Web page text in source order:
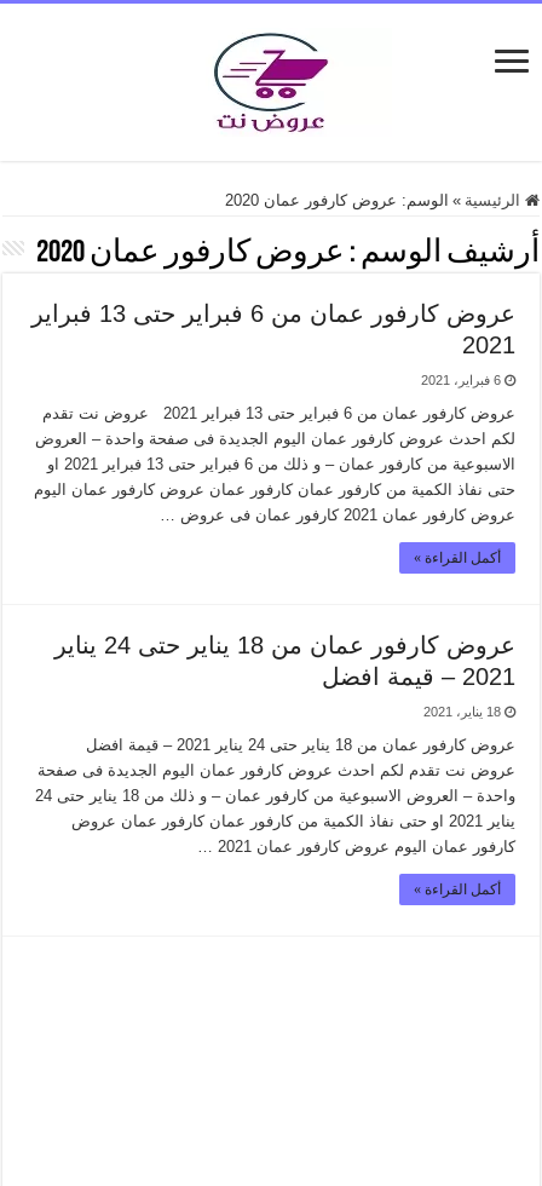
الرئيسية » الوسم: عروض كارفور عمان 2020
أرشيف الوسم : عروض كارفور عمان 2020
عروض كارفور عمان من 6 فبراير حتى 13 فبراير
2021
6 فبراير، 2021
عروض كارفور عمان من 6 فبراير حتى 13 فبراير 2021 عروض نت تقدم
لكم احدث عروض كارفور عمان اليوم الجديدة فى صفحة واحدة – العروض
الاسبوعية من كارفور عمان – و ذلك من 6 فبراير حتى 13 فبراير 2021 او
حتى نفاذ الكمية من كارفور عمان كارفور عمان عروض كارفور عمان اليوم
عروض كارفور عمان 2021 كارفور عمان فى عروض …
أكمل القراءة »
عروض كارفور عمان من 18 يناير حتى 24 يناير
2021 – قيمة افضل
18 يناير، 2021
عروض كارفور عمان من 18 يناير حتى 24 يناير 2021 – قيمة افضل
عروض نت تقدم لكم احدث عروض كارفور عمان اليوم الجديدة فى صفحة
واحدة – العروض الاسبوعية من كارفور عمان – و ذلك من 18 يناير حتى 24
يناير 2021 او حتى نفاذ الكمية من كارفور عمان كارفور عمان عروض
كارفور عمان اليوم عروض كارفور عمان 2021 …
أكمل القراءة »